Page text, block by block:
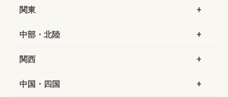
関東
中部・北陸
関西
中国・四国